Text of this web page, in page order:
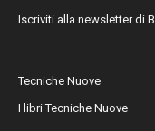
Iscriviti alla newsletter di
Tecniche Nuove
I libri Tecniche Nuove